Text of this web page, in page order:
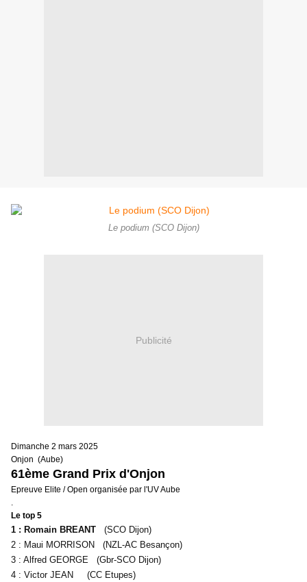
Le podium (SCO Dijon)
Publicité
Dimanche 2 mars 2025
Onjon (Aube)
61ème Grand Prix d'Onjon
Epreuve Elite / Open organisée par l'UV Aube
.
Le top 5
1 : Romain BREANT (SCO Dijon)
2 : Maui MORRISON (NZL-AC Besançon)
3 : Alfred GEORGE (Gbr-SCO Dijon)
4 : Victor JEAN (CC Etupes)